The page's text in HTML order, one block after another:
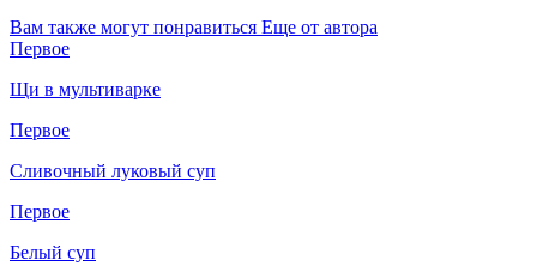
Вам также могут понравиться Еще от автора
Первое
Щи в мультиварке
Первое
Сливочный луковый суп
Первое
Белый суп